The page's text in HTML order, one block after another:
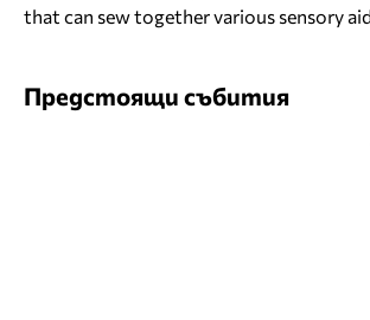
that can sew together various sensory
Предстоящи събития